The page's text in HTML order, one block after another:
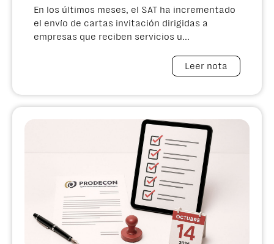
En los últimos meses, el SAT ha incrementado
el envío de cartas invitación dirigidas a
empresas que reciben servicios u...
Leer nota